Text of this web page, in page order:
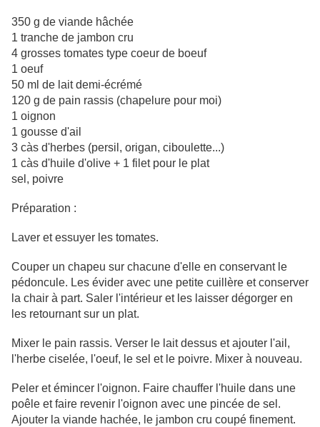
350 g de viande hâchée
1 tranche de jambon cru
4 grosses tomates type coeur de boeuf
1 oeuf
50 ml de lait demi-écrémé
120 g de pain rassis (chapelure pour moi)
1 oignon
1 gousse d'ail
3 càs d'herbes (persil, origan, ciboulette...)
1 càs d'huile d'olive + 1 filet pour le plat
sel, poivre
Préparation :
Laver et essuyer les tomates.
Couper un chapeu sur chacune d'elle en conservant le
pédoncule. Les évider avec une petite cuillère et conserver
la chair à part. Saler l'intérieur et les laisser dégorger en
les retournant sur un plat.
Mixer le pain rassis. Verser le lait dessus et ajouter l'ail,
l'herbe ciselée, l'oeuf, le sel et le poivre. Mixer à nouveau.
Peler et émincer l'oignon. Faire chauffer l'huile dans une
poêle et faire revenir l'oignon avec une pincée de sel.
Ajouter la viande hachée, le jambon cru coupé finement.